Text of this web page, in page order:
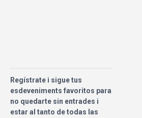
Regístrate i sigue tus
esdeveniments favoritos para
no quedarte sin entrades i
estar al tanto de todas las